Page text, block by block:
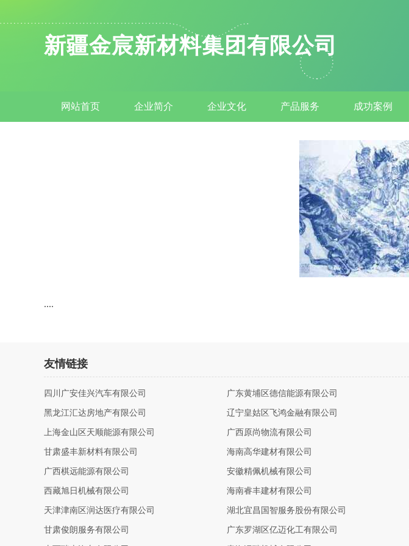
新疆金宸新材料集团有限公司
网站首页 企业简介 企业文化 产品服务 成功案例
....
友情链接
四川广安佳兴汽车有限公司 广东黄埔区德信能源有限公司
黑龙江汇达房地产有限公司 辽宁皇姑区飞鸿金融有限公司
上海金山区天顺能源有限公司 广西原尚物流有限公司
甘肃盛丰新材料有限公司 海南高华建材有限公司
广西棋远能源有限公司 安徽精佩机械有限公司
西藏旭日机械有限公司 海南睿丰建材有限公司
天津津南区润达医疗有限公司 湖北宜昌国智服务股份有限公司
甘肃俊朗服务有限公司 广东罗湖区亿迈化工有限公司